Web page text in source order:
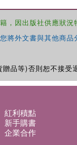
因出版社供應狀況
外文書與其他商
品等)否則恕不接受
紅利積點
新手購書
企業合作